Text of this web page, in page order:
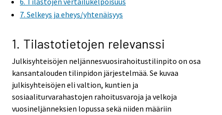
7. Selkeys ja eheys/yhtenäisyys
1. Tilastotietojen relevanssi
Julkisyhteisöjen neljännesvuosirahoitustilinpito on osa
kansantalouden tilinpidon järjestelmää. Se kuvaa
julkisyhteisöjen eli valtion, kuntien ja
sosiaaliturvarahastojen rahoitusvaroja ja velkoja
vuosineljänneksien lopussa sekä niiden määriin